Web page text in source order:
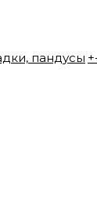
пандусы +